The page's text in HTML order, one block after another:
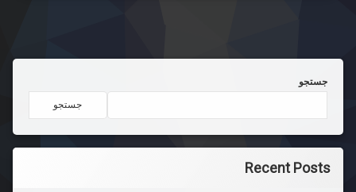
جستجو
جستجو
Recent Posts